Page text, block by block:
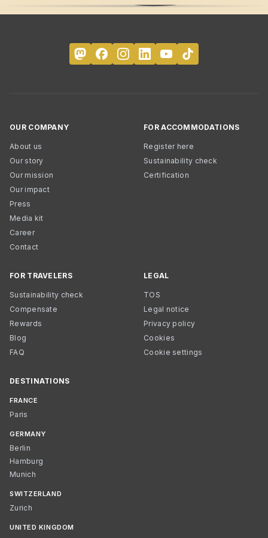
OUR COMPANY
About us
Our story
Our mission
Our impact
Press
Media kit
Career
Contact
FOR ACCOMMODATIONS
Register here
Sustainability check
Certification
FOR TRAVELERS
Sustainability check
Compensate
Rewards
Blog
FAQ
LEGAL
TOS
Legal notice
Privacy policy
Cookies
Cookie settings
DESTINATIONS
FRANCE
Paris
GERMANY
Berlin
Hamburg
Munich
SWITZERLAND
Zurich
UNITED KINGDOM